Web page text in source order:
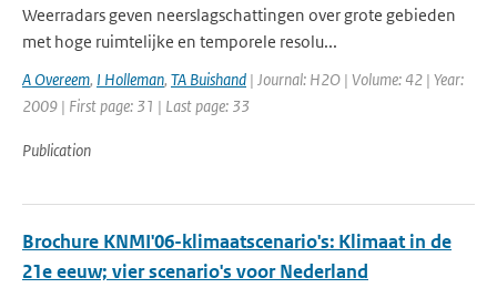
Weerradars geven neerslagschattingen over grote gebieden
met hoge ruimtelijke en temporele resolu...
A Overeem, I Holleman, TA Buishand | Journal: H2O | Volume: 42 | Year:
2009 | First page: 31 | Last page: 33
Publication
Brochure KNMI'06-klimaatscenario's: Klimaat in de
21e eeuw; vier scenario's voor Nederland